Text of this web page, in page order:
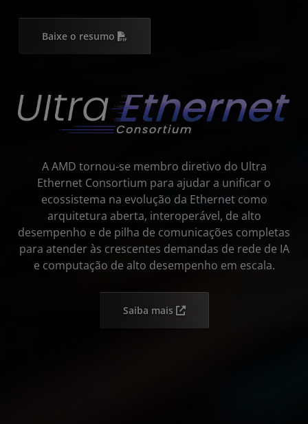
Baixe o resumo
A AMD tornou-se membro diretivo do Ultra
Ethernet Consortium para ajudar a unificar o
ecossistema na evolução da Ethernet como
arquitetura aberta, interoperável, de alto
desempenho e de pilha de comunicações completas
para atender às crescentes demandas de rede de IA
e computação de alto desempenho em escala.
Saiba mais